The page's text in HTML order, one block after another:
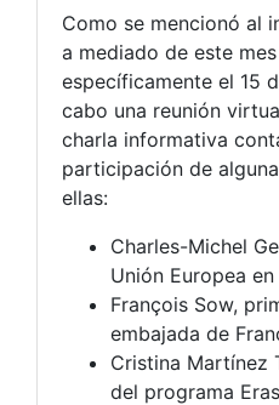
Como se mencionó al
a mediado de este
específicamente el 15
cabo una reunión
charla informativa
participación de
ellas:
Charles-Michel
Unión Europea
François Sow,
embajada de
Cristina Martínez
del programa